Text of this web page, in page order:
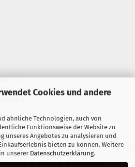
Cookies und andere
ähnliche Technologien, auch von
Funktionsweise der Website zu
unseres Angebotes zu analysieren und
bieten zu können. Weitere
unserer Datenschutzerklärung.
& sicherer Onlineshop